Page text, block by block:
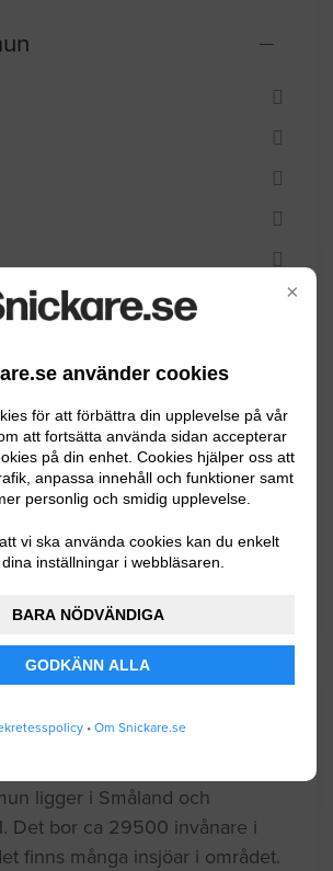
×
använder cookies
för att förbättra din upplevelse på vår
att fortsätta använda sidan accepterar
på din enhet. Cookies hjälper oss att
anpassa innehåll och funktioner samt
personlig och smidig upplevelse.
vi ska använda cookies kan du enkelt
inställningar i webbläsaren.
BARA NÖDVÄNDIGA
GODKÄNN ALLA
• Om Snickare.se
ligger i Småland och
Det bor ca 29500 invånare i
finns många insjöar i området.